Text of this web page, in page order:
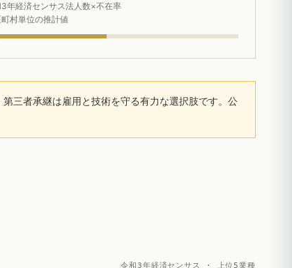
年経済センサス法人数×不在率
村単位の推計値
三者承継は雇用と技術を守る有力な選択肢です。公
令和3年経済センサス · 上位5業種